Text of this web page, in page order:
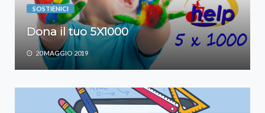
SOSTIENICI
Dona il tuo 5X1000
20 MAGGIO 2019